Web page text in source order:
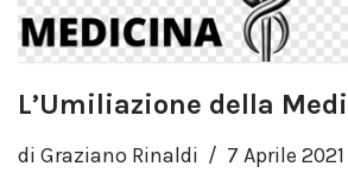
L’Umiliazione della
di Graziano Rinaldi 7 Aprile 2021